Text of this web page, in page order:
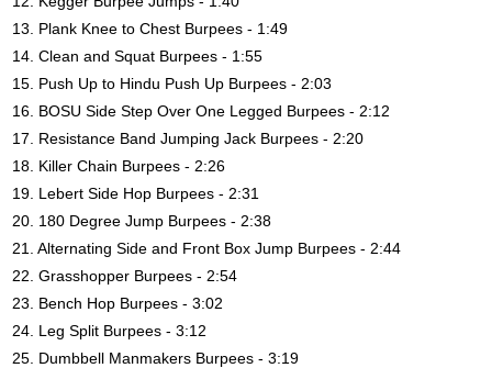
13. Plank Knee to Chest Burpees - 1:49
14. Clean and Squat Burpees - 1:55
15. Push Up to Hindu Push Up Burpees - 2:03
16. BOSU Side Step Over One Legged Burpees - 2:12
17. Resistance Band Jumping Jack Burpees - 2:20
18. Killer Chain Burpees - 2:26
19. Lebert Side Hop Burpees - 2:31
20. 180 Degree Jump Burpees - 2:38
21. Alternating Side and Front Box Jump Burpees - 2:44
22. Grasshopper Burpees - 2:54
23. Bench Hop Burpees - 3:02
24. Leg Split Burpees - 3:12
25. Dumbbell Manmakers Burpees - 3:19